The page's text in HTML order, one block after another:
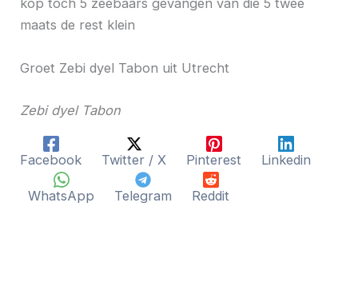
kop toch 5 zeebaars gevangen van die 5 twee
maats de rest klein
Groet Zebi dyel Tabon uit Utrecht
Zebi dyel Tabon
Facebook Twitter / X Pinterest Linkedin
WhatsApp Telegram Reddit